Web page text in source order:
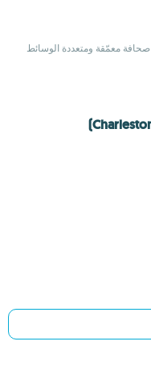
معمّقة ومتعددة الوسائط